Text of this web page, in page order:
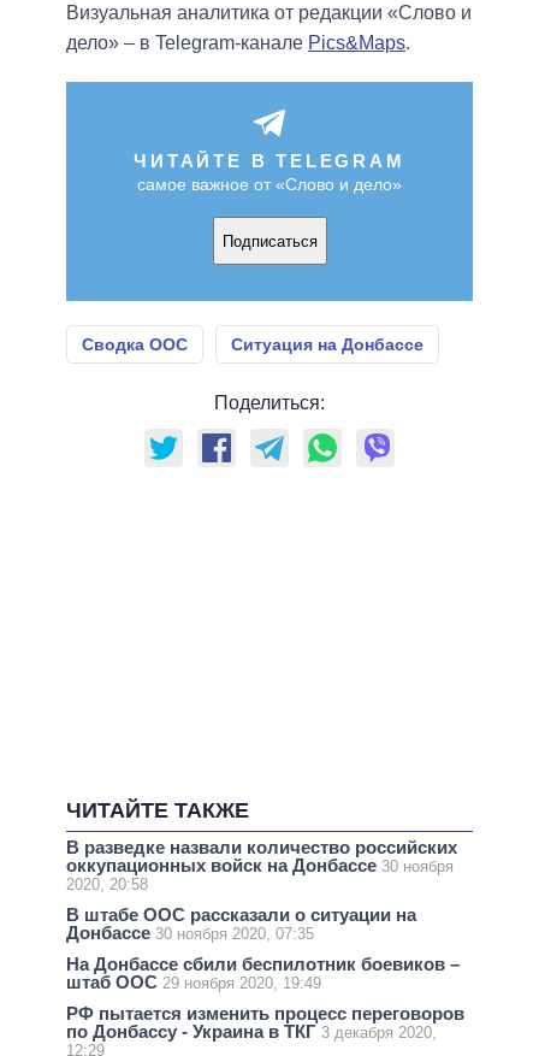
Визуальная аналитика от редакции «Слово и
дело» – в Telegram-канале Pics&Maps.
ЧИТАЙТЕ В TELEGRAM
самое важное от «Слово и дело»
Подписаться
Сводка ООС Ситуация на Донбассе
Поделиться:
ЧИТАЙТЕ ТАКЖЕ
В разведке назвали количество российских
оккупационных войск на Донбассе 30 ноября
2020, 20:58
В штабе ООС рассказали о ситуации на
Донбассе 30 ноября 2020, 07:35
На Донбассе сбили беспилотник боевиков –
штаб ООС 29 ноября 2020, 19:49
РФ пытается изменить процесс переговоров
по Донбассу - Украина в ТКГ 3 декабря 2020,
12:29